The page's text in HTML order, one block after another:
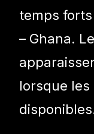
temps
– Ghana.
lorsque